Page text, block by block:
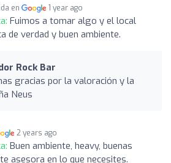
en 1 year ago
Fuimos a tomar algo y el local
de verdad y buen ambiente.
Rock Bar
gracias por la valoración y la
Neus
2 years ago
Buen ambiente, heavy, buenas
asesora en lo que necesites.